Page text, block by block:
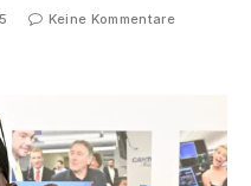
Keine Kommentare